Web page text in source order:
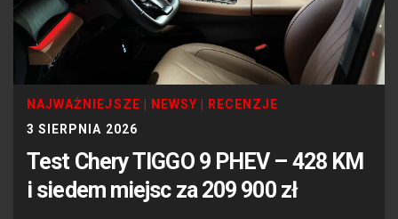
NAJWAŻNIEJSZE NEWSY
RECENZJE
3 SIERPNIA 2026
Test Chery TIGGO 9 PHEV – 428 KM
i siedem miejsc za 209 900 zł